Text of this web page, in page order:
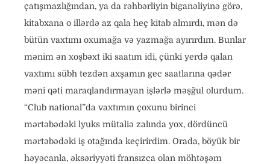
çatışmazlığından, ya da rəhbərliyin biganəliyinə görə,
kitabxana o illərdə az qala heç kitab almırdı, mən də
bütün vaxtımı oxumağa və yazmağa ayırırdım. Bunlar
mənim ən xoşbəxt iki saatım idi, çünki yerdə qalan
vaxtımı sübh tezdən axşamın gec saatlarına qədər
məni qəti maraqlandırmayan işlərlə məşğul olurdum.
“Club national”da vaxtımın çoxunu birinci
mərtəbədəki lyuks mütaliə zalında yox, dördüncü
mərtəbədəki iş otağında keçirirdim. Orada, böyük bir
həyəcanla, əksəriyyəti fransızca olan möhtəşəm